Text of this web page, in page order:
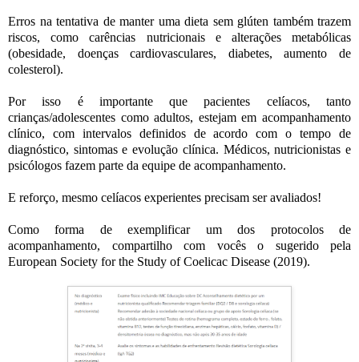
Erros na tentativa de manter uma dieta sem glúten também trazem
riscos, como carências nutricionais e alterações metabólicas
(obesidade, doenças cardiovasculares, diabetes, aumento de
colesterol).
Por isso é importante que pacientes celíacos, tanto
crianças/adolescentes como adultos, estejam em acompanhamento
clínico, com intervalos definidos de acordo com o tempo de
diagnóstico, sintomas e evolução clínica. Médicos, nutricionistas e
psicólogos fazem parte da equipe de acompanhamento.
E reforço, mesmo celíacos experientes precisam ser avaliados!
Como forma de exemplificar um dos protocolos de
acompanhamento, compartilho com vocês o sugerido pela
European Society for the Study of Coelicac Disease (2019).